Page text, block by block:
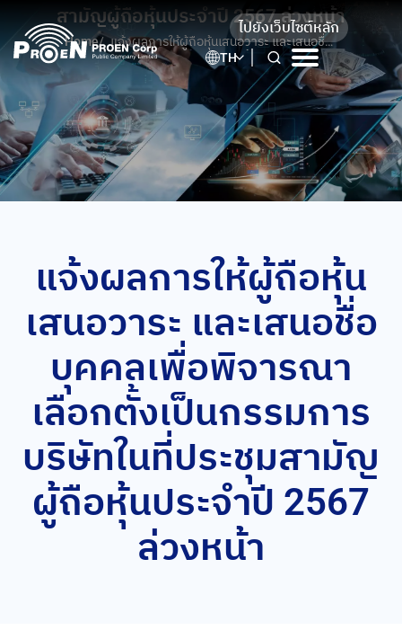
to
content
ไปยังเว็บไซต์หลัก
TH
สามัญผู้ถือหุ้นประจำปี 2567 ล่วงหน้า
Home/ แจ้งผลการให้ผู้ถือหุ้นเสนอวาระ และเสนอชื่อ
บุคคลเพื่อพิจารณาเลือกตั้งเป็นกรรมการ
บริษัทในที่ประชุมสามัญผู้ถือหุ้นประจำปี 2567
ล่วงหน้า
แจ้งผลการให้ผู้ถือหุ้น
เสนอวาระ และเสนอชื่อ
บุคคลเพื่อพิจารณา
เลือกตั้งเป็นกรรมการ
บริษัทในที่ประชุมสามัญ
ผู้ถือหุ้นประจำปี 2567
ล่วงหน้า